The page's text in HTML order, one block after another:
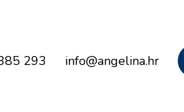
293 info@angelina.hr